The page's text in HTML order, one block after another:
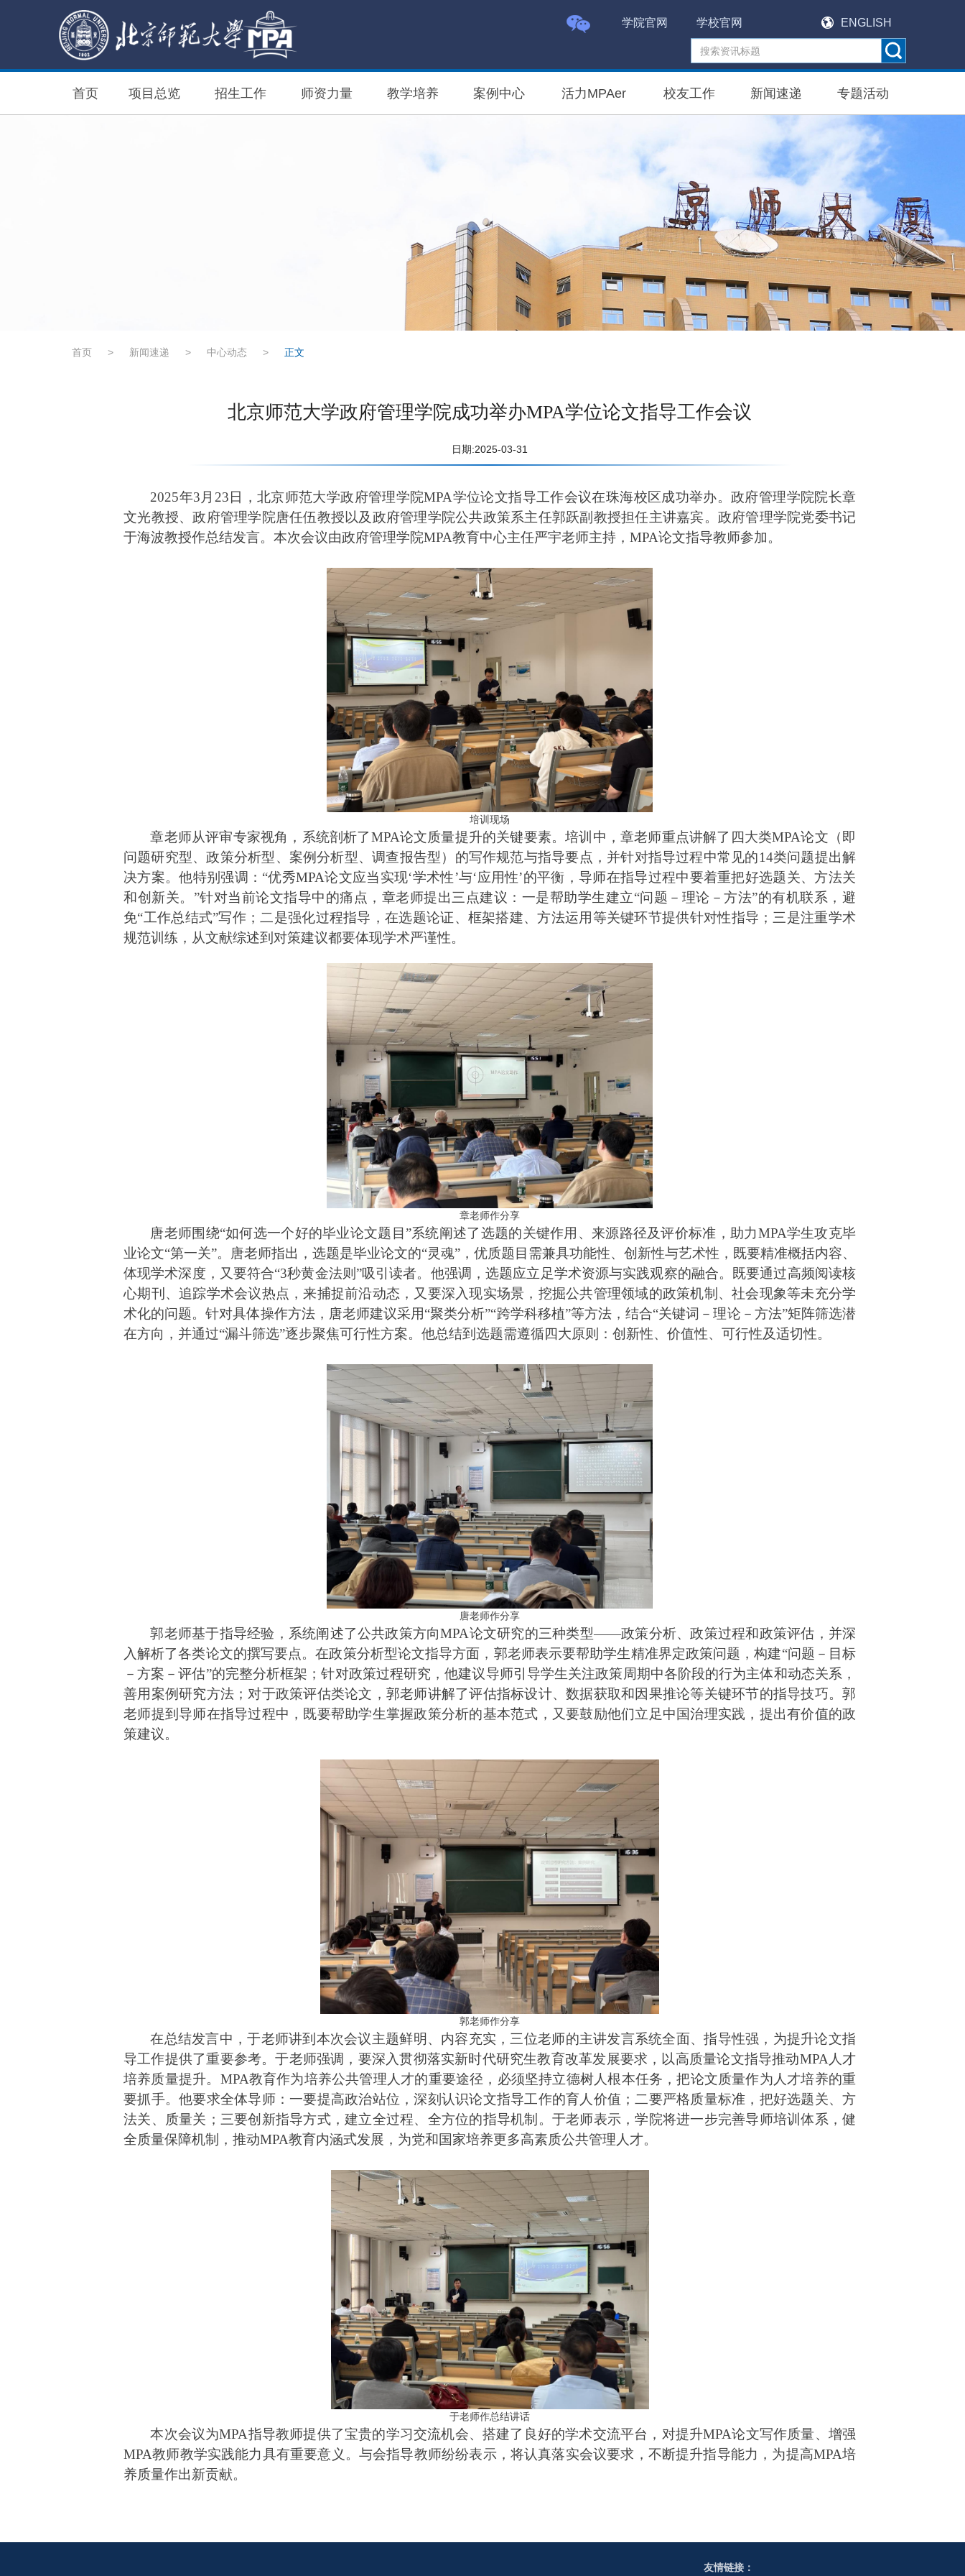
学院官网 学校官网 ENGLISH
首页 项目总览 招生工作 师资力量 教学培养 案例中心 活力MPAer 校友工作 新闻速递 专题活动
首页 > 新闻速递 > 中心动态 > 正文
北京师范大学政府管理学院成功举办MPA学位论文指导工作会议
日期:2025-03-31
2025年3月23日，北京师范大学政府管理学院MPA学位论文指导工作会议在珠海校区成功举办。政府管理学院院长章
文光教授、政府管理学院唐任伍教授以及政府管理学院公共政策系主任郭跃副教授担任主讲嘉宾。 政府管理学院党委书记
于海波教授作总结发言。 本次会议由政府管理学院MPA教育中心主任严宇老师主持，MPA论文指导教师参加。
培训现场
章老师从评审专家视角，系统剖析了MPA论文质量提升的关键要素。培训中，章老师重点讲解了四大类MPA论文（即
问题研究型、政策分析型、案例分析型、调查报告型）的写作规范与指导要点，并针对指导过程中常见的14类问题提出解
决方案。他特别强调：“优秀MPA论文应当实现‘学术性’与‘应用性’的平衡，导师在指导过程中要着重把好选题关、方法关
和创新关。”针对当前论文指导中的痛点，章老师提出三点建议：一是帮助学生建立“问题－理论－方法”的有机联系，避
免“工作总结式”写作；二是强化过程指导，在选题论证、框架搭建、方法运用等关键环节提供针对性指导；三是注重学术
规范训练，从文献综述到对策建议都要体现学术严谨性。
章老师作分享
唐老师围绕“如何选一个好的毕业论文题目”系统阐述了选题的关键作用、来源路径及评价标准，助力MPA学生攻克毕
业论文“第一关”。唐老师指出，选题是毕业论文的“灵魂”，优质题目需兼具功能性、创新性与艺术性，既要精准概括内容、
体现学术深度，又要符合“3秒黄金法则”吸引读者。他强调，选题应立足学术资源与实践观察的融合。既要通过高频阅读核
心期刊、追踪学术会议热点，来捕捉前沿动态，又要深入现实场景，挖掘公共管理领域的政策机制、社会现象等未充分学
术化的问题。针对具体操作方法，唐老师建议采用“聚类分析”“跨学科移植”等方法，结合“关键词－理论－方法”矩阵筛选潜
在方向，并通过“漏斗筛选”逐步聚焦可行性方案。他总结到选题需遵循四大原则：创新性、价值性、可行性及适切性。
唐老师作分享
郭老师基于指导经验，系统阐述了公共政策方向MPA论文研究的三种类型——政策分析、政策过程和政策评估，并深
入解析了各类论文的撰写要点。在政策分析型论文指导方面，郭老师表示要帮助学生精准界定政策问题，构建“问题 － 目标
－ 方案 －评估”的完整分析框架；针对政策过程研究，他建议导师引导学生关注政策周期中各阶段的行为主体和动态关系，
善用案例研究方法；对于政策评估类论文，郭老师讲解了评估指标设计、数据获取和因果推论等关键环节的指导技巧。郭
老师提到 导师在指导过程中，既要帮助学生掌握政策分析的基本范式，又要鼓励他们立足中国治理实践，提出有价值的政
策建议。
郭老师作分享
在总结发言中，于老师讲到 本次会议主题鲜明、内容充实 ， 三位老师的主讲发言系统全面、指导性强，为提升论文指
导工作提供了重要参考。于老师强调，要深入贯彻落实新时代研究生教育改革发展要求，以高质量论文指导推动MPA人才
培养质量提升。MPA教育作为培养公共管理人才的重要途径， 必须坚持立德树人根本任务，把论文质量作为人才培养的重
要抓手。 他要求全体导师：一要提高政治站位，深刻认识论文指导工作的育人价值；二要严格质量标准，把好选题关、方
法关、质量关；三要创新指导方式，建立全过程、全方位的指导机制。 于老师表示，学院将进一步完善导师培训体系，健
全质量保障机制，推动MPA教育内涵式发展，为党和国家培养更多高素质公共管理人才。
于老师作总结讲话
本次会议为MPA指导教师提供了宝贵的学习交流机会、搭建了良好的学术交流平台，对提升MPA论文写作质量、 增强
MPA教师教学实践能力具有重要意义。与会指导教师纷纷表示，将认真落实会议要求，不断提升指导能力，为提高MPA培
养质量作出新贡献。
友情链接：